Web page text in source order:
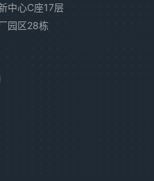
中心C座17层
园区28栋